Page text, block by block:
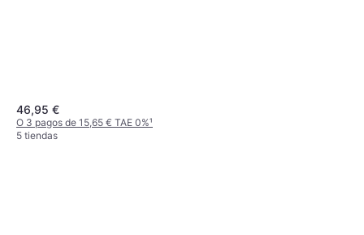
46,95 €
O 3 pagos de 15,65 € TAE 0%¹
5 tiendas